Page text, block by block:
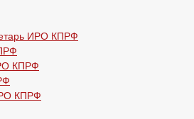
ИРО КПРФ
КПРФ
КПРФ